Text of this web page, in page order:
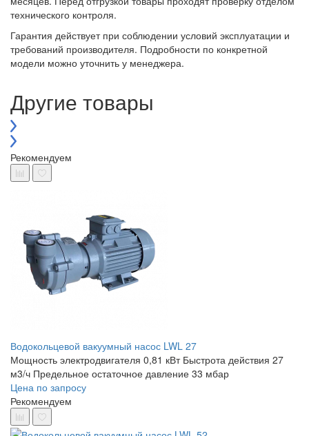
технического контроля.
Гарантия действует при соблюдении условий эксплуатации и
требований производителя. Подробности по конкретной
модели можно уточнить у менеджера.
Другие товары
Рекомендуем
Водокольцевой вакуумный насос LWL 27
Мощность электродвигателя 0,81 кВт Быстрота действия 27
м3/ч Предельное остаточное давление 33 мбар
Цена по запросу
Рекомендуем